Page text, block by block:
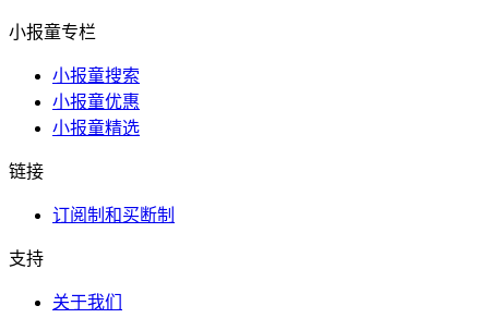
小报童专栏
小报童搜索
小报童优惠
小报童精选
链接
订阅制和买断制
支持
关于我们